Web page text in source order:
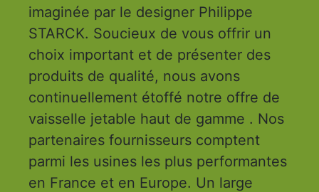
imaginée par le designer Philippe
STARCK. Soucieux de vous offrir un
choix important et de présenter des
produits de qualité, nous avons
continuellement étoffé notre offre de
vaisselle jetable haut de gamme . Nos
partenaires fournisseurs comptent
parmi les usines les plus performantes
en France et en Europe. Un large